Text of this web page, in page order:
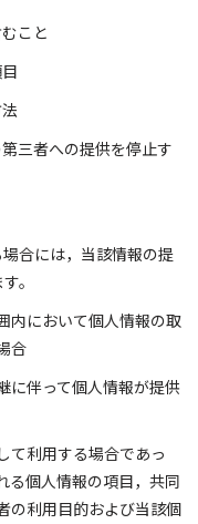
こと
三者への提供を停止す
合には，当該情報の提
。
内において個人情報の取
合
に伴って個人情報が提供
て利用する場合であっ
る個人情報の項目，共同
の利用目的および当該個